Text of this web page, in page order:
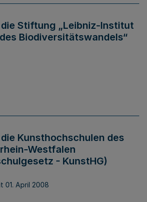
Stiftung „Leibniz-Institut
Biodiversitätswandels“
Kunsthochschulen des
Westfalen
- KunstHG)
01. April 2008